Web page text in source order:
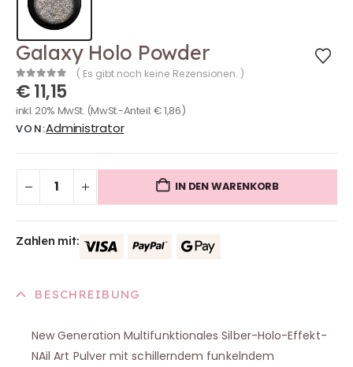
Galaxy Holo Powder
0out of 5
( Es gibt noch keine Rezensionen. )
€11,15
inkl. 20% MwSt. (MwSt.-Anteil:€1,86)
VON:Administrator
IN DEN WARENKORB
Zahlen mit:
BESCHREIBUNG
New Generation Multifunktionales Silber-Holo-Effekt-
NAil Art Pulver mit schillerndem funkelndem